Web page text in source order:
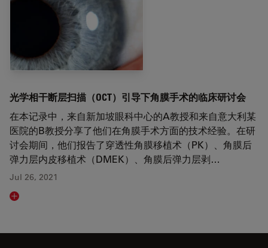
光学相干断层扫描（OCT）引导下角膜手术的临床研讨会
在本记录中，来自新加坡眼科中心的A教授和来自意大利某
医院的B教授分享了他们在角膜手术方面的技术经验。在研
讨会期间，他们报告了穿透性角膜移植术（PK）、角膜后
弹力层内皮移植术（DMEK）、角膜后弹力层剥…
Jul 26, 2021
Read article